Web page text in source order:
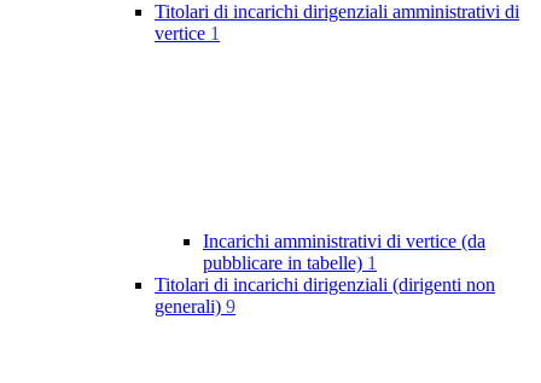
Titolari di incarichi dirigenziali amministrativi di
vertice 1
Incarichi amministrativi di vertice (da
pubblicare in tabelle) 1
Titolari di incarichi dirigenziali (dirigenti non
generali) 9